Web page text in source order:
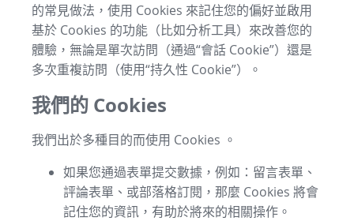
的常見做法，使用 Cookies 來記住您的偏好並啟用
基於 Cookies 的功能（比如分析工具）來改善您的
體驗，無論是單次訪問（通過“會話 Cookie”）還是
多次重複訪問（使用“持久性 Cookie”）。
我們的 Cookies
我們出於多種目的而使用 Cookies 。
如果您通過表單提交數據，例如：留言表單、
評論表單、或部落格訂閱，那麼 Cookies 將會
記住您的資訊，有助於將來的相關操作。